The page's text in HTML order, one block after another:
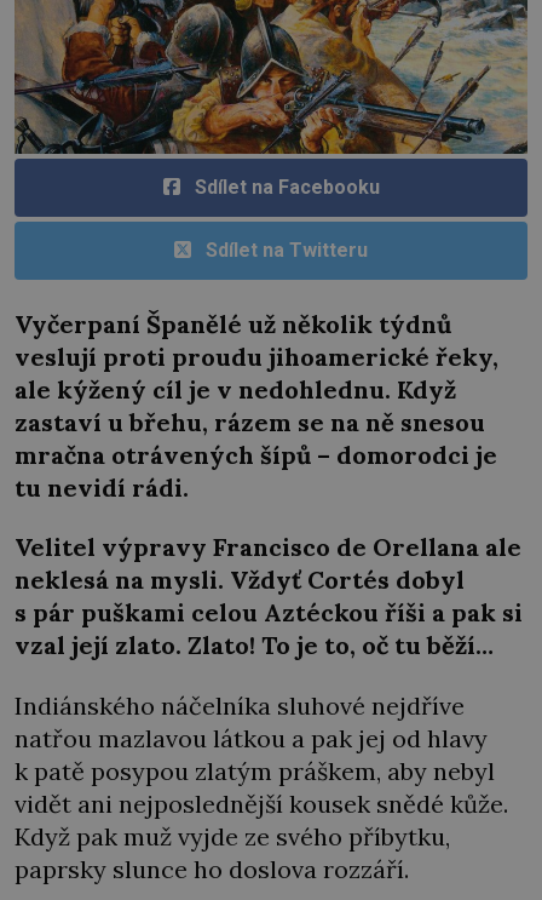
Sdílet na Facebooku
Sdílet na Twitteru
Vyčerpaní Španělé už několik týdnů
veslují proti proudu jihoamerické řeky,
ale kýžený cíl je v nedohlednu. Když
zastaví u břehu, rázem se na ně snesou
mračna otrávených šípů – domorodci je
tu nevidí rádi.
Velitel výpravy Francisco de Orellana ale
neklesá na mysli. Vždyť Cortés dobyl
s pár puškami celou Aztéckou říši a pak si
vzal její zlato. Zlato! To je to, oč tu běží…
Indiánského náčelníka sluhové nejdříve
natřou mazlavou látkou a pak jej od hlavy
k patě posypou zlatým práškem, aby nebyl
vidět ani nejposlednější kousek snědé kůže.
Když pak muž vyjde ze svého příbytku,
paprsky slunce ho doslova rozzáří.